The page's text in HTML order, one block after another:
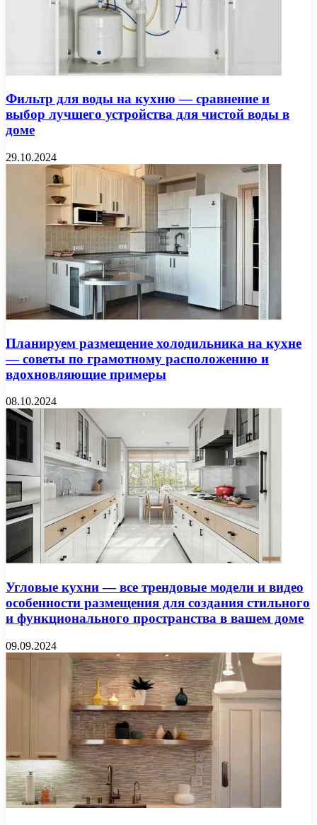
Фильтр для воды на кухню — сравнение и
выбор лучшего устройства для чистой воды в
доме
29.10.2024
Планируем размещение холодильника на кухне
— советы по грамотному расположению и
вдохновляющие примеры
08.10.2024
Угловые кухни — все трендовые модели и видео
особенности размещения для создания стильного
и функционального пространства в вашем доме
09.09.2024